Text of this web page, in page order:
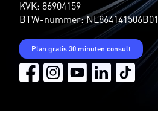
KVK: 86904159
BTW-nummer: NL864141506B01
Plan gratis 30 minuten consult